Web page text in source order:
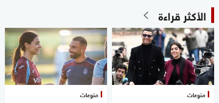
الأكثر قراءة
منوعات منوعات